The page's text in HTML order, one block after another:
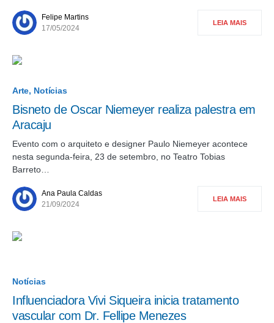
Felipe Martins
17/05/2024
LEIA MAIS
Arte Notícias
Bisneto de Oscar Niemeyer realiza palestra em
Aracaju
Evento com o arquiteto e designer Paulo Niemeyer acontece
nesta segunda-feira, 23 de setembro, no Teatro Tobias
Barreto…
Ana Paula Caldas
21/09/2024
LEIA MAIS
Notícias
Influenciadora Vivi Siqueira inicia tratamento
vascular com Dr. Fellipe Menezes